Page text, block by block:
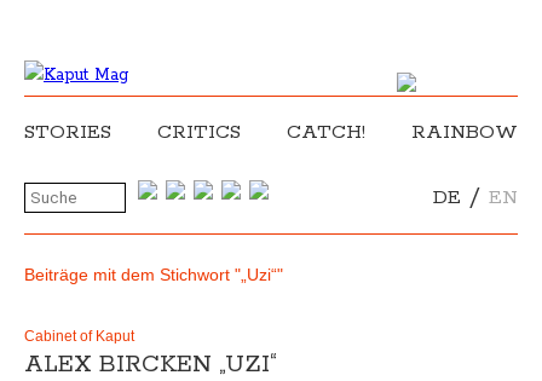
STORIES CRITICS CATCH! RAINBOW
DE / EN
Beiträge mit dem Stichwort "„Uzi“"
Cabinet of Kaput
ALEX BIRCKEN „UZI“